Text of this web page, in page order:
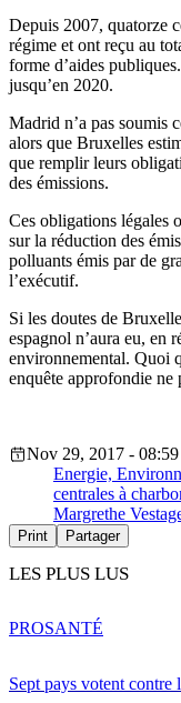
Depuis 2007, quatorze
régime et ont reçu au
forme d’aides
jusqu’en 2020.
Madrid n’a pas soumis
alors que Bruxelles
que remplir leurs
des émissions.
Ces obligations légales
sur la réduction des
polluants émis par de
l’exécutif.
Si les doutes de
espagnol n’aura eu, en
environnemental. Quoi
enquête approfondie ne
Nov 29, 2017 - 08:59
Energie,
centrales à
Margrethe
Print Partager
LES PLUS LUS
Sept pays votent contre
PROSANTÉ